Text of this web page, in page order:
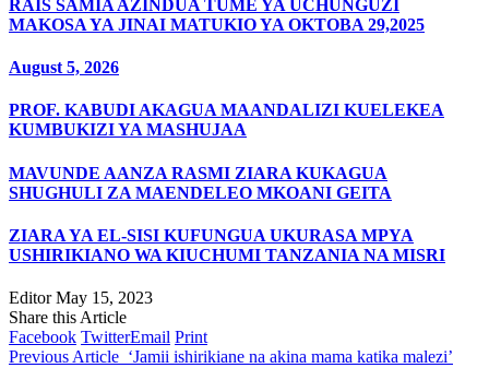
RAIS SAMIA AZINDUA TUME YA UCHUNGUZI
MAKOSA YA JINAI MATUKIO YA OKTOBA 29,2025
August 5, 2026
PROF. KABUDI AKAGUA MAANDALIZI KUELEKEA
KUMBUKIZI YA MASHUJAA
MAVUNDE AANZA RASMI ZIARA KUKAGUA
SHUGHULI ZA MAENDELEO MKOANI GEITA
ZIARA YA EL-SISI KUFUNGUA UKURASA MPYA
USHIRIKIANO WA KIUCHUMI TANZANIA NA MISRI
Editor May 15, 2023
Share this Article
Facebook TwitterEmail Print
Previous Article ‘Jamii ishirikiane na akina mama katika malezi’